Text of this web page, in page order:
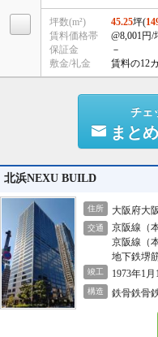
坪数(m²) 45.25坪(
賃料価格帯
@8,001円/
保証金
－
敷金/礼金
賃料の12
チェ
まと
北浜NEXU BUILD
住所 大阪府大
交通
京阪線（
京阪線（
地下鉄堺
竣工 1973年1月
構造 鉄骨鉄骨